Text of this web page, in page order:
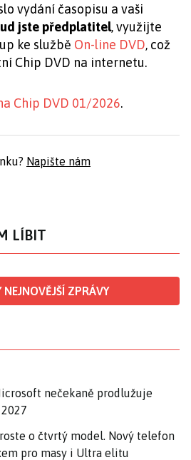
vydání časopisu a vaši
jste předplatitel, využijte
ke službě On-line DVD, což
Chip DVD na internetu.
Chip DVD 01/2026.
Napište nám
LÍBIT
NEJNOVĚJŠÍ ZPRÁVY
nečekaně prodlužuje
o čtvrtý model. Nový telefon
pro masy i Ultra elitu